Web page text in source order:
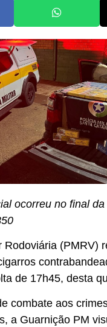
ocorreu no final
Rodoviária (PMRV)
de 17h45, desta
combate aos
a Guarnição PM